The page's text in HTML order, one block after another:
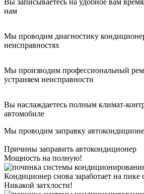
Вы записываетесь на удобное вам
нам
Мы проводим диагностику
неисправностях
Мы производим профессиональный
устраняем неисправности
Вы наслаждаетесь полным климат-
автомобиле
Мы проводим заправку
Причины заправить автокондиционер
Мощность на полную!
Кондиционер снова заработает на пике
Никакой затхлости!